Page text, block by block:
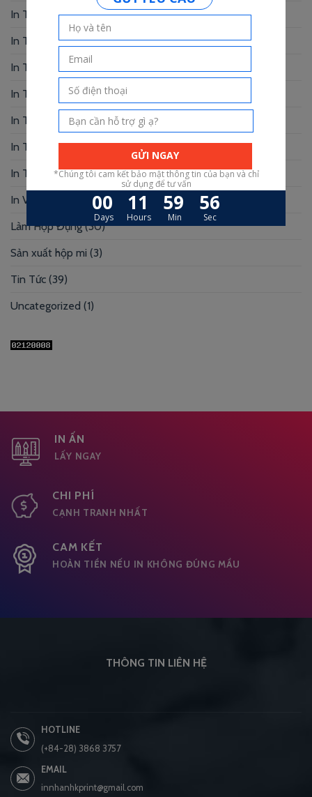
In Thiệp Chúc Mừng(6)
In Thiệp Cưới(33)
In Thiệp Mời (6)
In Tờ Rơi
In Tranh
In Truyện Tranh(4)
In Túi Giấy(10)
In Voucher
Làm Hộp Đựng(30)
Sản xuất hộp mi (3)
Tin Tức (39)
Uncategorized (1)
IN ẤN
LẤY NGAY
CHI PHÍ
CẠNH TRANH NHẤT
CAM KẾT
HOÀN TIỀN NẾU IN KHÔNG ĐÚNG MẦU
THÔNG TIN LIÊN HỆ
HOTLINE
(+84-28) 3868 3757
EMAIL
innhanhkprint@gmail.com